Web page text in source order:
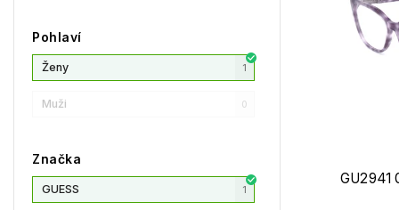
Pohlaví
Ženy 1
Muži 0
Značka
GUESS 1
GU2941